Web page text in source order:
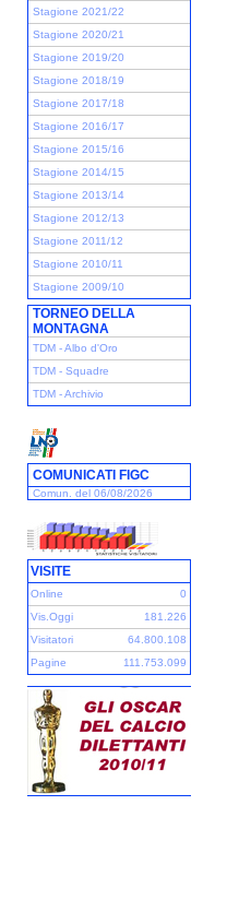
Stagione 2021/22
Stagione 2020/21
Stagione 2019/20
Stagione 2018/19
Stagione 2017/18
Stagione 2016/17
Stagione 2015/16
Stagione 2014/15
Stagione 2013/14
Stagione 2012/13
Stagione 2011/12
Stagione 2010/11
Stagione 2009/10
TORNEO DELLA
MONTAGNA
TDM - Albo d'Oro
TDM - Squadre
TDM - Archivio
COMUNICATI FIGC
Comun. del 06/08/2026
VISITE
Online
0
Vis.Oggi
181.226
Visitatori
64.800.108
Pagine
111.753.099